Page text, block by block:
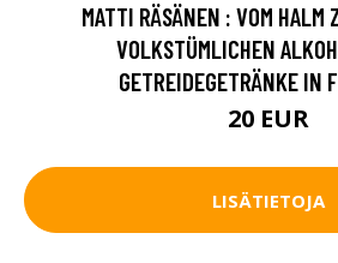
MATTI RÄSÄNEN : VOM HALM
VOLKSTÜMLICHEN
GETREIDEGETRÄNKE IN
20 EUR
LISÄTIETOJA